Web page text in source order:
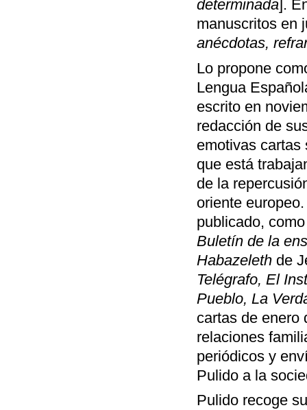
determinada].
manuscritos en
anécdotas,
Lo propone
Lengua
escrito en
redacción de
emotivas cartas
que está
de la
oriente
publicado,
Buletín de la
Habazeleth de
Telégrafo, El
Pueblo, La
cartas de enero
relaciones
periódicos y
Pulido a la
Pulido recoge